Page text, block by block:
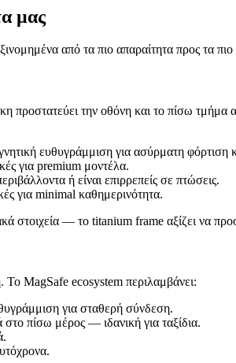
μας
από τα πιο απαραίτητα προς τα
προστατεύει την οθόνη και το πίσω τμήμα
ευθυγράμμιση για ασύρματη φόρτιση
για premium μοντέλα.
ή είναι επιρρεπείς σε πτώσεις.
για minimal καθημερινότητα.
στοιχεία — το titanium frame αξίζει να
MagSafe ecosystem περιλαμβάνει:
για σταθερή σύνδεση.
πίσω μέρος — ιδανική για ταξίδια.